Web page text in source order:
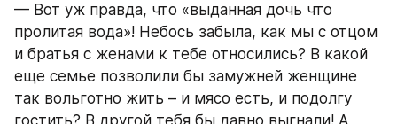
— Вот уж правда, что «выданная дочь что
пролитая вода»! Небось забыла, как мы с отцом
и братья с женами к тебе относились? В какой
еще семье позволили бы замужней женщине
так вольготно жить – и мясо есть, и подолгу
гостить? В другой тебя бы давно выгнали! А